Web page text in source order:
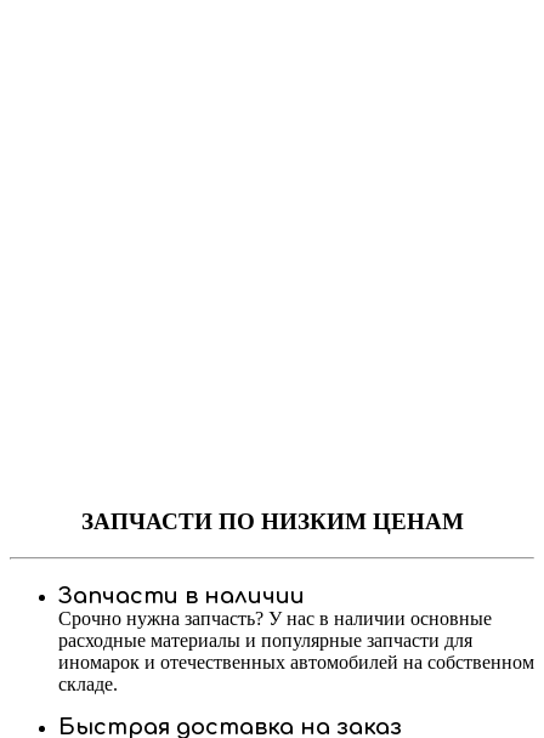
ЗАПЧАСТИПО НИЗКИМ ЦЕНАМ
Запчасти в наличии
Срочно нужна запчасть? У нас в наличии основные
расходные материалы и популярные запчасти для
иномарок и отечественных автомобилей на собственном
складе.
Быстрая доставка на заказ